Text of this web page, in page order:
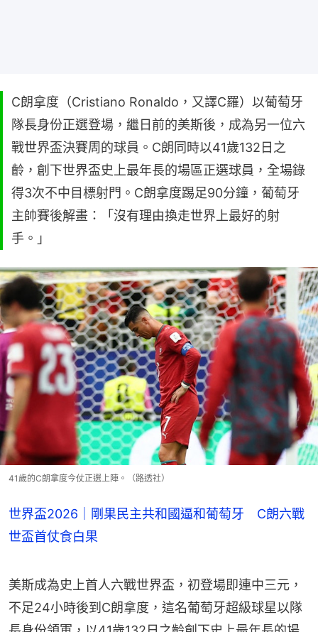
C朗拿度（Cristiano Ronaldo，又譯C羅）以葡萄牙
隊長身份正選登場，繼日前的美斯後，成為另一位六
戰世界盃決賽周的球員。C朗同時以41歲132日之
齡，創下世界盃史上最年長的場區正選球員，全場錄
得3次不中目標射門。C朗拿度踢足90分鐘，葡萄牙
主帥賽後解畫：「沒有理由換走世界上最好的射
手。」
41歲的C朗拿度今仗正選上陣。（路透社）
世界盃2026｜剛果民主共和國逼和葡萄牙 C朗六戰
世盃首仗食白果
美斯成為史上首人六戰世界盃，初登場即連中三元，
不足24小時後到C朗拿度，這名葡萄牙超級球星以隊